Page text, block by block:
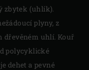
zbytek (uhlík).
plyny, z
dřevěném uhlí. Kouř
polycyklické
dehet a pevné